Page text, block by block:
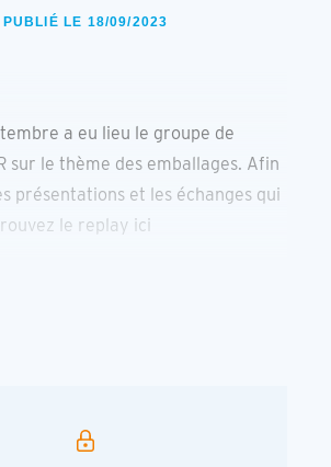
PUBLIÉ LE 18/09/2023
a eu lieu le groupe de
sur le thème des emballages. Afin
présentations et les échanges qui
le replay ici